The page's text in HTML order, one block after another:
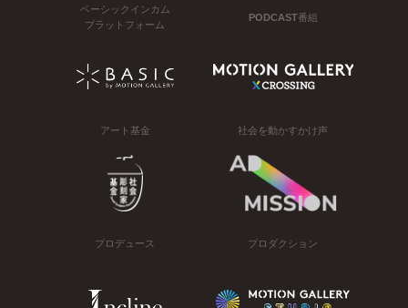
ベーシックインカム
プラットフォーム
PODCAST番組
アート基金 社会を動かすかけ声
プロデュース プロダクション